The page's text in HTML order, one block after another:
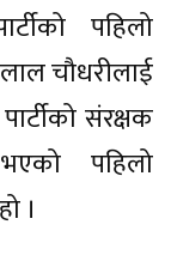
पहिलो
चौधरीलाई
संरक्षक
पहिलो
।